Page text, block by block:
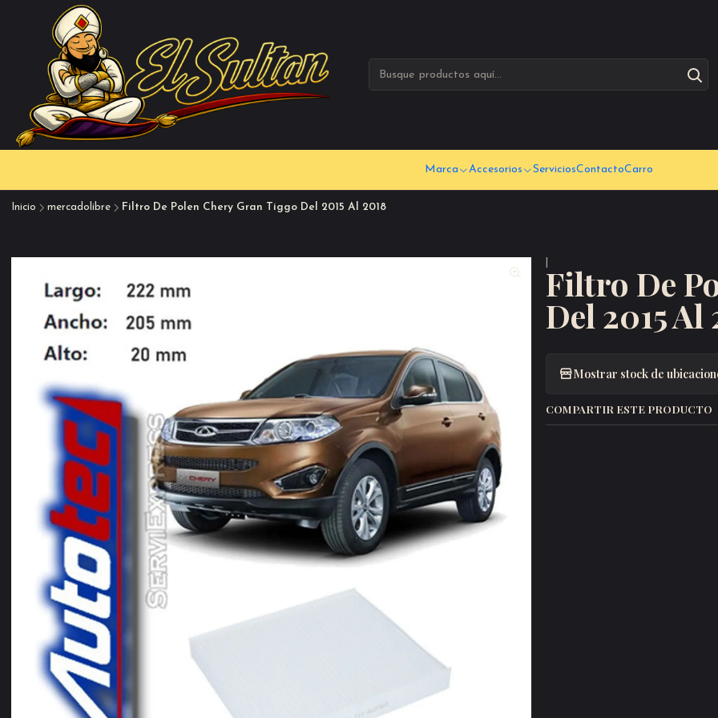
Marca Accesorios ServiciosContactoCarro
Inicio mercadolibre Filtro De Polen Chery Gran Tiggo Del 2015 Al 2018
Filtro De
Del 2015 Al
Mostrar stock de
COMPARTIR ESTE PRODUCTO